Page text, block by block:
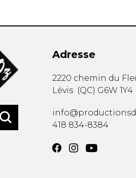
Adresse
2220 chemin du
Lévis (QC) G6W 1Y4
418 834-8384